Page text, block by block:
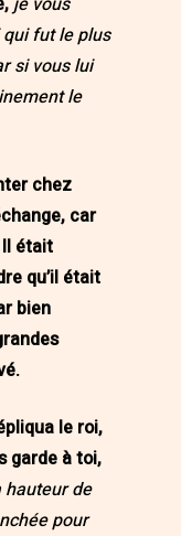
fut le plus
si vous lui
le
chez
car
était
qu’il était
bien
le roi,
garde à toi,
hauteur de
pour